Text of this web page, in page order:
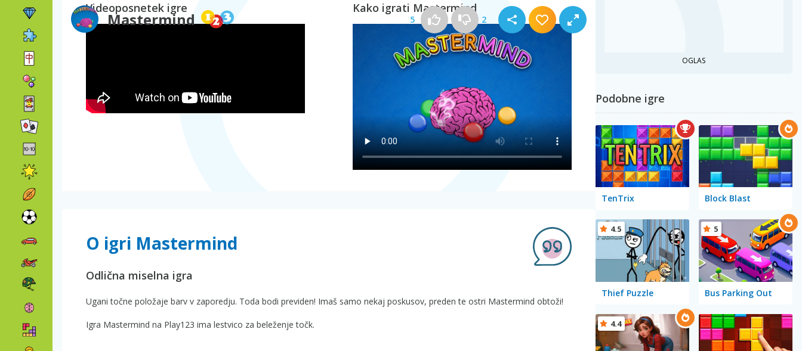
Mastermind 5 2
Videoposnetek igre Kako igrati Mastermind
O igri Mastermind
Odlična miselna igra
Ugani točne položaje barv v zaporedju. Toda bodi previden! Imaš samo nekaj poskusov, preden te ostri Mastermind obtoži!
Igra Mastermind na Play123 ima lestvico za beleženje točk.
OGLAS
Podobne igre
TenTrix Block Blast
Thief Puzzle
4.5
Bus Parking Out
5
4.4